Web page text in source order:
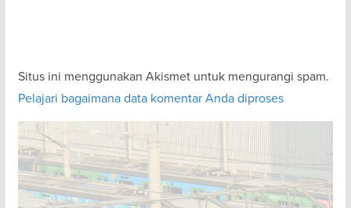
Situs ini menggunakan Akismet untuk mengurangi spam.
Pelajari bagaimana data komentar Anda diproses